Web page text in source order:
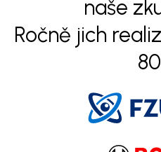
naše
Ročně jich